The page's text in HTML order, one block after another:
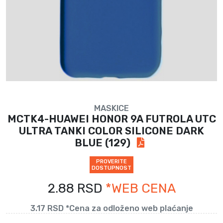
MASKICE
MCTK4-HUAWEI HONOR 9A FUTROLA UTC
ULTRA TANKI COLOR SILICONE DARK
BLUE (129)
PROVERITE
DOSTUPNOST
2.88 RSD *WEB CENA
3.17 RSD *Cena za odloženo web plaćanje